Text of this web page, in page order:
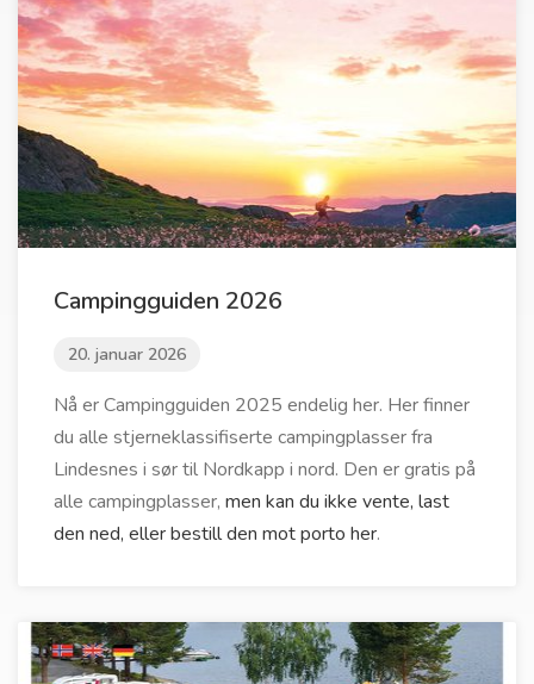
Campingguiden 2026
20. januar 2026
Nå er Campingguiden 2025 endelig her. Her finner
du alle stjerneklassifiserte campingplasser fra
Lindesnes i sør til Nordkapp i nord. Den er gratis på
alle campingplasser, men kan du ikke vente, last
den ned, eller bestill den mot porto her.